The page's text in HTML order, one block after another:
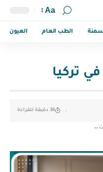
Aa
الطب العام العيون
36 دقيقة للقراءة